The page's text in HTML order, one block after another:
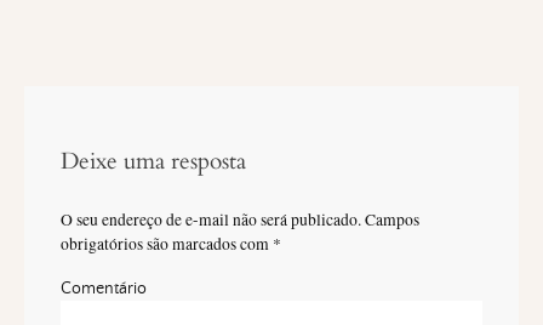
Deixe uma resposta
O seu endereço de e-mail não será publicado.Campos
obrigatórios são marcados com *
Comentário